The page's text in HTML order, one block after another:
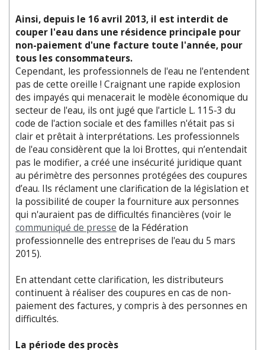
Ainsi, depuis le 16 avril 2013, il est interdit de
couper l'eau dans une résidence principale pour
non-paiement d'une facture toute l'année, pour
tous les consommateurs.
Cependant, les professionnels de l'eau ne l'entendent
pas de cette oreille ! Craignant une rapide explosion
des impayés qui menacerait le modèle économique du
secteur de l'eau, ils ont jugé que l'article L. 115-3 du
code de l'action sociale et des familles n'était pas si
clair et prêtait à interprétations. Les professionnels
de l'eau considèrent que la loi Brottes, qui n’entendait
pas le modifier, a créé une insécurité juridique quant
au périmètre des personnes protégées des coupures
d’eau. Ils réclament une clarification de la législation et
la possibilité de couper la fourniture aux personnes
qui n'auraient pas de difficultés financières (voir le
communiqué de presse de la Fédération
professionnelle des entreprises de l'eau du 5 mars
2015).
En attendant cette clarification, les distributeurs
continuent à réaliser des coupures en cas de non-
paiement des factures, y compris à des personnes en
difficultés.
La période des procès